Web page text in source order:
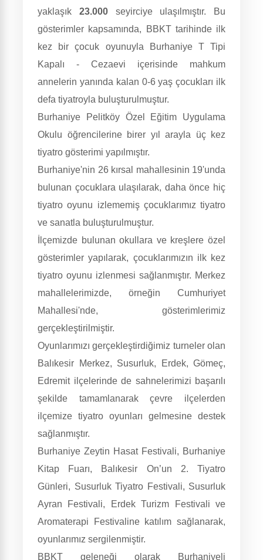
yaklaşık 23.000seyirciye ulaşılmıştır. Bu
gösterimler kapsamında, BBKT tarihinde ilk
kez bir çocuk oyunuyla Burhaniye T Tipi
Kapalı - Cezaevi içerisinde mahkum
annelerin yanında kalan 0-6 yaş çocukları ilk
defa tiyatroyla buluşturulmuştur.
Burhaniye Pelitköy Özel Eğitim Uygulama
Okulu öğrencilerine birer yıl arayla üç kez
tiyatro gösterimi yapılmıştır.
Burhaniye'nin 26 kırsal mahallesinin 19'unda
bulunan çocuklara ulaşılarak, daha önce hiç
tiyatro oyunu izlememiş çocuklarımız tiyatro
ve sanatla buluşturulmuştur.
İlçemizde bulunan okullara ve kreşlere özel
gösterimler yapılarak, çocuklarımızın ilk kez
tiyatro oyunu izlenmesi sağlanmıştır. Merkez
mahallelerimizde, örneğin Cumhuriyet
Mahallesi'nde, gösterimlerimiz
gerçekleştirilmiştir.
Oyunlarımızı gerçekleştirdiğimiz turneler olan
Balıkesir Merkez, Susurluk, Erdek, Gömeç,
Edremit ilçelerinde de sahnelerimizi başarılı
şekilde tamamlanarak çevre ilçelerden
ilçemize tiyatro oyunları gelmesine destek
sağlanmıştır.
Burhaniye Zeytin Hasat Festivali, Burhaniye
Kitap Fuarı, Balıkesir On’un 2. Tiyatro
Günleri, Susurluk Tiyatro Festivali, Susurluk
Ayran Festivali, Erdek Turizm Festivali ve
Aromaterapi Festivaline katılım sağlanarak,
oyunlarımız sergilenmiştir.
BBKT geleneği olarak Burhaniyeli